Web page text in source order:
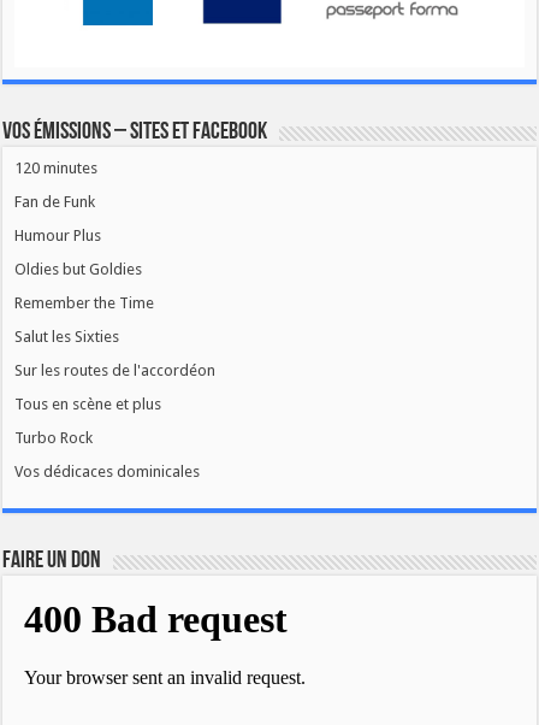
Vos émissions – Sites et Facebook
120 minutes
Fan de Funk
Humour Plus
Oldies but Goldies
Remember the Time
Salut les Sixties
Sur les routes de l'accordéon
Tous en scène et plus
Turbo Rock
Vos dédicaces dominicales
FAIRE UN DON